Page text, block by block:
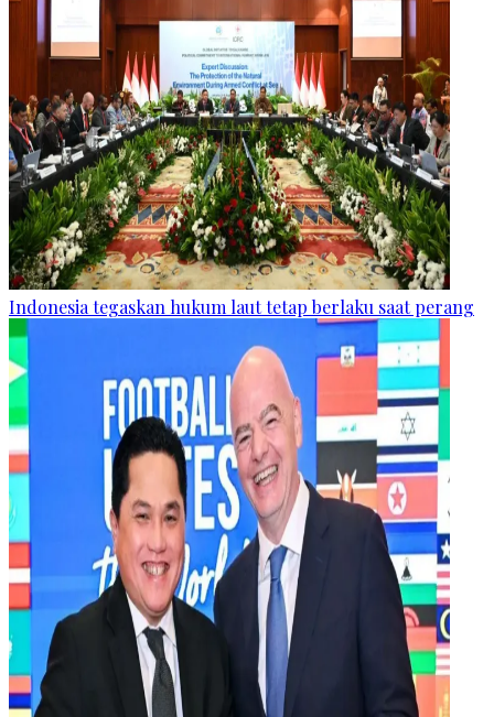
Indonesia tegaskan hukum laut tetap berlaku saat perang